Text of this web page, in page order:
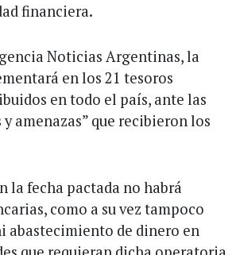
financiera.
Noticias Argentinas, la
en los 21 tesoros
en todo el país, ante las
amenazas” que recibieron los
la fecha pactada no habrá
como a su vez tampoco
abastecimiento de dinero en